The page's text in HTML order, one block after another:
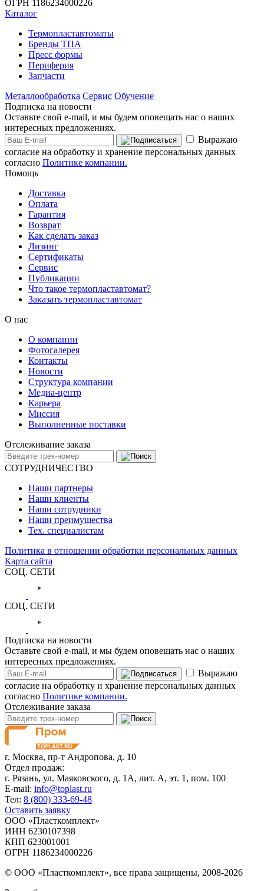
ОГРН 1186234000226
Каталог
Термопластавтоматы
Бренды ТПА
Пресс формы
Периферия
Запчасти
Металлообработка Сервис Обучение
Подписка на новости
Оставьте свой e-mail, и мы будем оповещать нас о наших
интересных предложениях.
Выражаю
согласие на обработку и хранение персональных данных
согласно Политике компании.
Помощь
Доставка
Оплата
Гарантия
Возврат
Как сделать заказ
Лизинг
Сертификаты
Сервис
Публикации
Что такое термопластавтомат?
Заказать термопластавтомат
О нас
О компании
Фотогалерея
Контакты
Новости
Структура компании
Медиа-центр
Карьера
Миссия
Выполненные поставки
Отслеживание заказа
СОТРУДНИЧЕСТВО
Наши партнеры
Наши клиенты
Наши сотрудники
Наши преимущества
Тех. специалистам
Политика в отношении обработки персональных данных
Карта сайта
СОЦ. СЕТИ
СОЦ. СЕТИ
Подписка на новости
Оставьте свой e-mail, и мы будем оповещать нас о наших
интересных предложениях.
Выражаю
согласие на обработку и хранение персональных данных
согласно Политике компании.
Отслеживание заказа
г. Москва, пр-т Андропова, д. 10
Отдел продаж:
г. Рязань, ул. Маяковского, д. 1А, лит. А, эт. 1, пом. 100
E-mail: info@toplast.ru
Тел: 8 (800) 333-69-48
Оставить заявку
ООО «Пласткомплект»
ИНН 6230107398
КПП 623001001
ОГРН 1186234000226
© ООО «Пласткомплект», все права защищены, 2008-2026